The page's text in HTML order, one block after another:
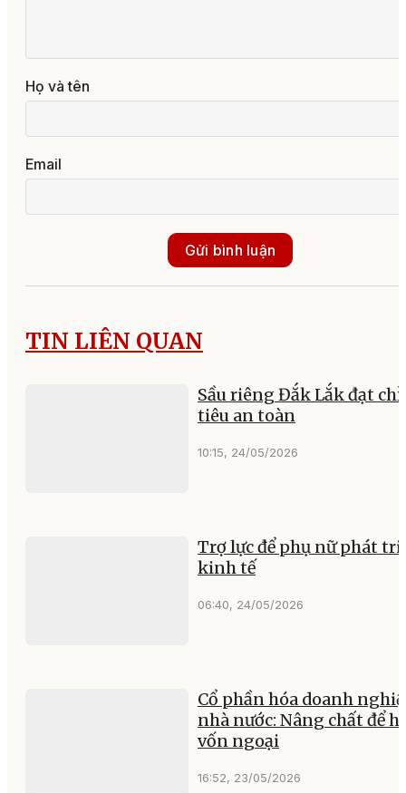
Họ và tên
Email
Gửi bình luận
TIN LIÊN QUAN
Sầu riêng Đắk Lắk đạt chỉ
tiêu an toàn
10:15, 24/05/2026
Trợ lực để phụ nữ phát
kinh tế
06:40, 24/05/2026
Cổ phần hóa doanh
nhà nước: Nâng chất để
vốn ngoại
16:52, 23/05/2026